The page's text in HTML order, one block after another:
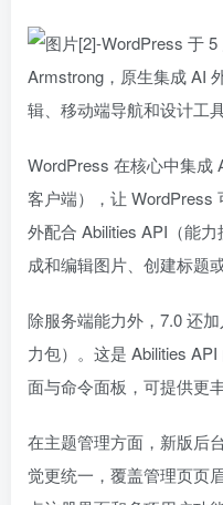
WordPress 在核心中集成
客户端），让 WordPress
外配合 Abilities API（能
成和编辑图片、创建标题
除服务端能力外，7.0 还
力包）。这是 Abilities
面与命令面板，可提供更
在主题管理方面，新版后
觉更统一，覆盖管理页页